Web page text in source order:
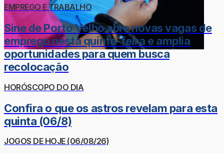
EMPREGO E TRABALHO
Sine de Porto Velho abre novas vagas de
emprego nesta quinta-feira e amplia
oportunidades para quem busca
recolocação
HORÓSCOPO DO DIA
Confira o que os astros revelam para esta
quinta (06/8)
JOGOS DE HOJE (06/08/26)